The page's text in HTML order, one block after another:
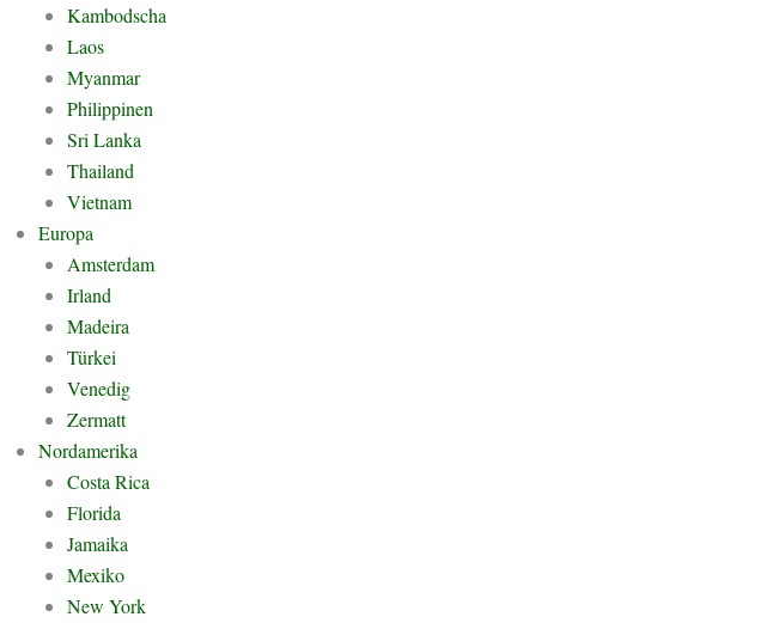
Kambodscha
Laos
Myanmar
Philippinen
Sri Lanka
Thailand
Vietnam
Europa
Amsterdam
Irland
Madeira
Türkei
Venedig
Zermatt
Nordamerika
Costa Rica
Florida
Jamaika
Mexiko
New York